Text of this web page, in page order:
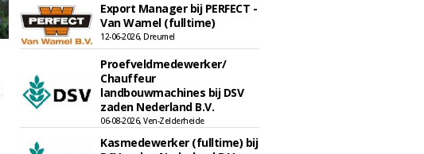
Export Manager bij PERFECT -
Van Wamel (fulltime)
12-06-2026, Dreumel
Proefveldmedewerker/
Chauffeur
landbouwmachines bij DSV
zaden Nederland B.V.
06-08-2026, Ven-Zelderheide
Kasmedewerker (fulltime) bij